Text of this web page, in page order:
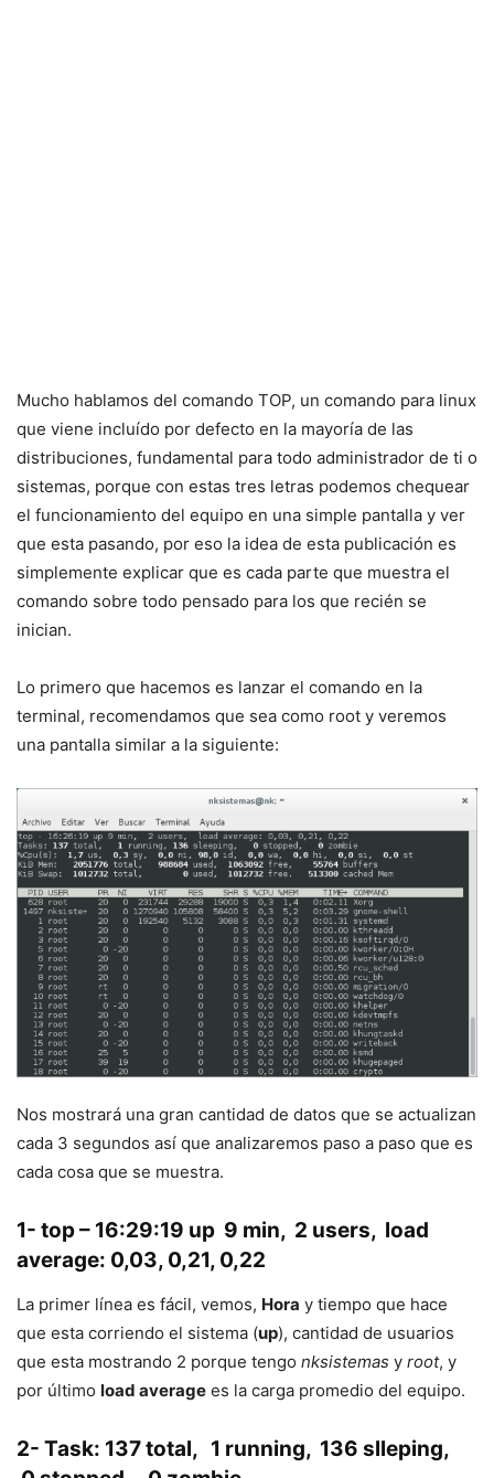
Mucho hablamos del comando TOP, un comando para linux
que viene incluído por defecto en la mayoría de las
distribuciones, fundamental para todo administrador de ti o
sistemas, porque con estas tres letras podemos chequear
el funcionamiento del equipo en una simple pantalla y ver
que esta pasando, por eso la idea de esta publicación es
simplemente explicar que es cada parte que muestra el
comando sobre todo pensado para los que recién se
inician.
Lo primero que hacemos es lanzar el comando en la
terminal, recomendamos que sea como root y veremos
una pantalla similar a la siguiente:
Nos mostrará una gran cantidad de datos que se actualizan
cada 3 segundos así que analizaremos paso a paso que es
cada cosa que se muestra.
1- top – 16:29:19 up 9 min, 2 users, load
average: 0,03, 0,21, 0,22
La primer línea es fácil, vemos, Hora y tiempo que hace
que esta corriendo el sistema (up), cantidad de usuarios
que esta mostrando 2 porque tengo nksistemas y root, y
por último load average es la carga promedio del equipo.
2- Task: 137 total, 1 running, 136 slleping,